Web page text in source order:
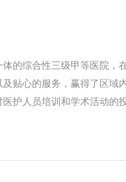
的综合性三级甲等医院，
贴心的服务，赢得了区域
护人员培训和学术活动的